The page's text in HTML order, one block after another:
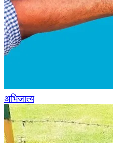
अभिजात्य